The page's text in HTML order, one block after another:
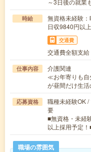
～3日後の就業
時給
無資格未経験
日収9840円以上
交通費
交通費全額支給
仕事内容
介護関連
≪お年寄りも自
が昼間だけ生
応募資格
職種未経験OK
要
■無資格・未経
以上採用予定
職場の雰囲気